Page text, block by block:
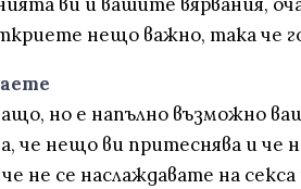
нещо важно, така че
но е напълно възможно
че нещо ви притеснява и че
не се наслаждавате на